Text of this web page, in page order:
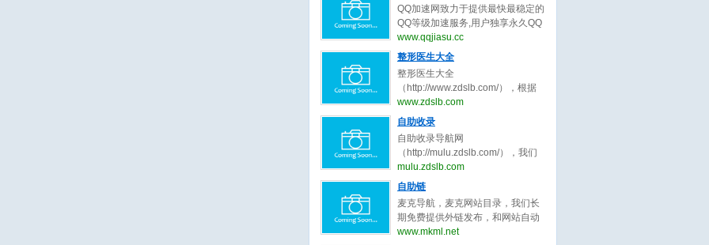
隆鼻,隆鼻手术,隆鼻多少钱,玻尿酸
隆鼻,耳软骨隆鼻,假体隆鼻,硅胶隆
鼻,隆鼻哪种好,隆鼻价格,隆鼻、隆
鼻修复、隆鼻整形医生预约就上隆
鼻信息查询网。
医生查询系统提供全国面部提升,面
部拉皮,面部除皱,面部线雕,面部年
轻化,面部整形医生等知名口碑专家
预约查询。了解面部提升,面部拉皮,
面部除皱,面部线雕,面部年轻化，面
部整形医生预约就上面部医生查询
网。
QQ加速网致力于提供最快最稳定的
QQ等级加速服务,用户独享永久QQ
等级代练，拥有最全面的QQ代挂、
等级计算、代理开通、代挂网搭
让海量用户快速提升QQ等级!
www.qqjiasu.cc
整形医生大全
整形医生大全
（http://www.zdslb.com/），根据
用户口碑收录全中国最好的整形医
生，包括不限于整形外科医生、微
形医生、吸脂整形医生、修复整形
医生、北京整形医生、上海整形医
生、广州整形医生、成都整形医
生、武汉整形医生。整形医生大
全，秉承为客户服务公平公正原
则，为整形客户求美决策推荐最好
的整形医生。
www.zdslb.com
自助收录
自助收录导航网
（http://mulu.zdslb.com/），我们
长期免费提供外链发布，和网站自
动秒收录服务，根据网站点击来路
交换友情链接，快速增加网站的外
链与收录,您可以自助申请加入我们
获取免费的优质外链，获取高质量
mulu.zdslb.com
自助链
麦克导航，麦克网站目录，我们长
期免费提供外链发布，和网站自动
秒收录服务，根据网站点击来路自
www.mkml.net